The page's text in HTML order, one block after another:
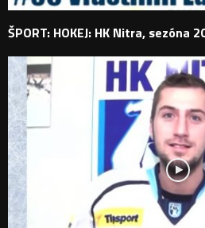
ŠPORT: HOKEJ: HK Nitra, sezóna